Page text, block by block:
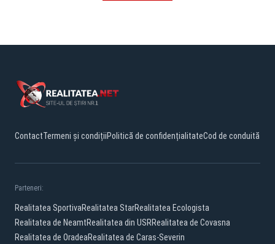
ContactTermeni și condițiiPolitică de confidențialitateCod de conduită
Parteneri:
Realitatea SportivaRealitatea StarRealitatea Ecologista
Realitatea de NeamtRealitatea din USRRealitatea de Covasna
Realitatea de OradeaRealitatea de Caras-Severin